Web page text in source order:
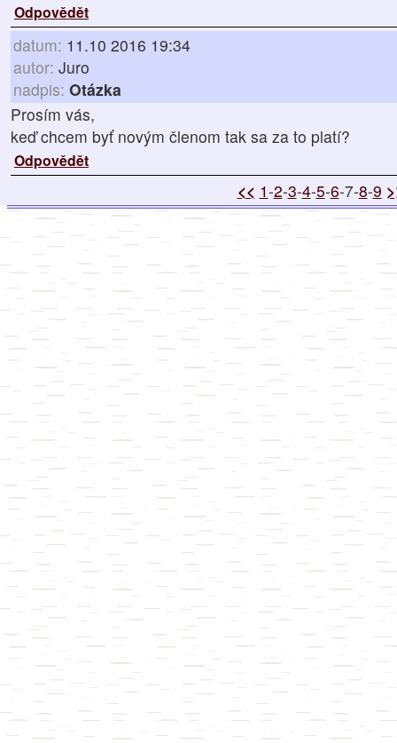
Odpovědět
datum: 11.10 2016 19:34
autor: Juro
nadpis: Otázka
Prosím vás,
keď chcem byť novým členom tak sa za to platí?
Odpovědět
<< 1-2-3-4-5-6-7-8-9